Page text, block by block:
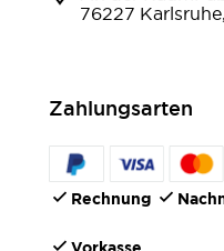
76227
Zahlungsarten
Rechnung